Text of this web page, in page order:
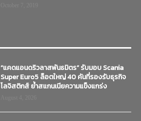
“แคดแอนดริวลาสพันธมิตร” รับมอบ Scania
Super Euro5 ล็อตใหญ่ 40 คันที่รองรับธุรกิจ
โลจิสติกส์ ย้ำสแกนเนียความแข็งแกร่ง